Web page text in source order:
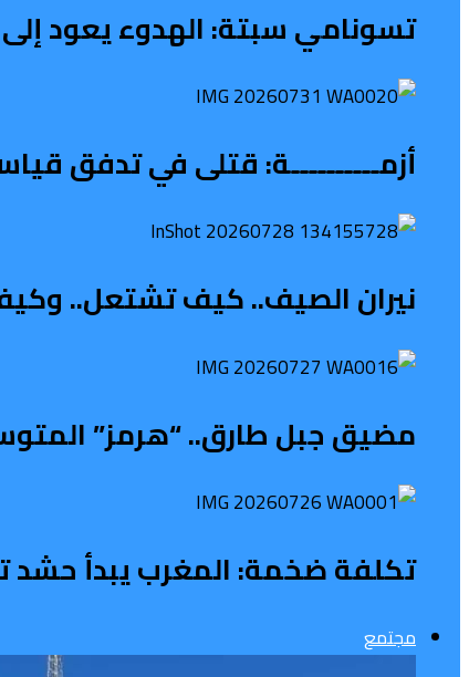
تسونامي سبتة: الهدوء يعود إلى
أزمــــــــــة: قتلى في تدفق
نيران الصيف.. كيف تشتعل..
مضيق جبل طارق.. “هرمز”
تكلفة ضخمة: المغرب يبدأ حشد
مجتمع